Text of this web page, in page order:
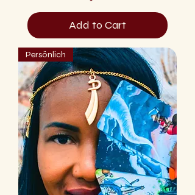
Add to Cart
Persönlich